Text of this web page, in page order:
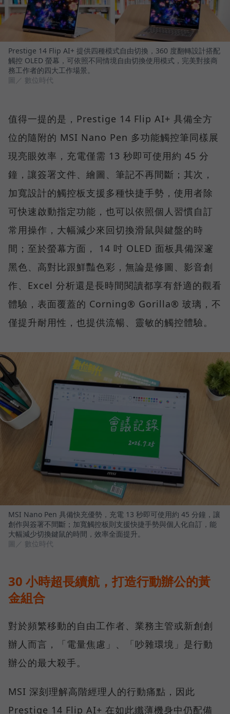
Prestige 14 Flip AI+ 提供四種模式自由切換，360 度翻轉設計搭配
觸控 OLED 螢幕，可依照不同情境自由切換使用模式，完美對接商
務工作者的四大工作場景。
圖／ 數位時代
值得一提的是，Prestige 14 Flip AI+ 具備全方
位的隨附的 MSI Nano Pen 多功能觸控筆同樣展
現亮眼效率，充電僅需 13 秒即可使用約 45 分
鐘，讓簽署文件、繪圖、筆記不再間斷；其次，
加寬設計的觸控板支援多種快捷手勢，使用者除
可快速啟動指定功能，也可以依照個人習慣自訂
常用操作，大幅減少來回切換滑鼠與鍵盤的時
間；至於螢幕方面， 14 吋 OLED 面板具備深邃
黑色、高對比跟鮮豔色彩，無論是修圖、影音創
作、Excel 分析還是長時間閱讀都享有舒適的觀看
體驗，表面覆蓋的 Corning® Gorilla® 玻璃，不
僅提升耐用性，也提供流暢、靈敏的觸控體驗。
MSI Nano Pen 具備快充優勢，充電 13 秒即可使用約 45 分鐘，讓
創作與簽署不間斷；加寬觸控板則支援快捷手勢與個人化自訂，能
大幅減少切換鍵鼠的時間，效率全面提升。
圖／ 數位時代
30 小時超長續航，打造行動辦公的黃
金組合
對於頻繁移動的自由工作者、業務主管或新創創
辦人而言，「電量焦慮」、「吵雜環境」是行動
辦公的最大殺手。
MSI 深刻理解高階經理人的行動痛點，因此
Prestige 14 Flip AI+ 在如此纖薄機身中仍配備